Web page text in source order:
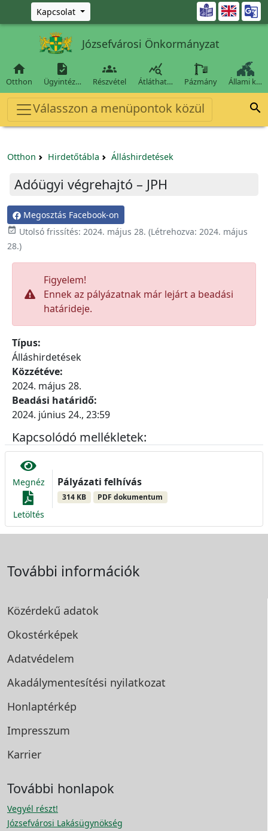
Ugrás a fő tartalomra
Kapcsolat 
Józsefvárosi Önkormányzat

Otthon

Ügyintéz…

Részvétel

Átláthat… Pázmány Állami k…
Válasszon a menüpontok közül 
Otthon Hirdetőtábla Álláshirdetések
Adóügyi végrehajtó – JPH
Megosztás Facebook-on
 Utolsó frissítés: 2024. május 28. (Létrehozva: 2024. május
28.)
Figyelem!
Ennek az pályázatnak már lejárt a beadási
határideje.
Típus:
Álláshirdetések
Közzétéve:
2024. május 28.
Beadási határidő:
2024. június 24., 23:59
Kapcsolódó mellékletek:
Megnéz
Letöltés
Pályázati felhívás
314 KB PDF dokumentum
További információk
Közérdekű adatok
Okostérképek
Adatvédelem
Akadálymentesítési nyilatkozat
Honlaptérkép
Impresszum
Karrier
További honlapok
Vegyél részt!
Józsefvárosi Lakásügynökség